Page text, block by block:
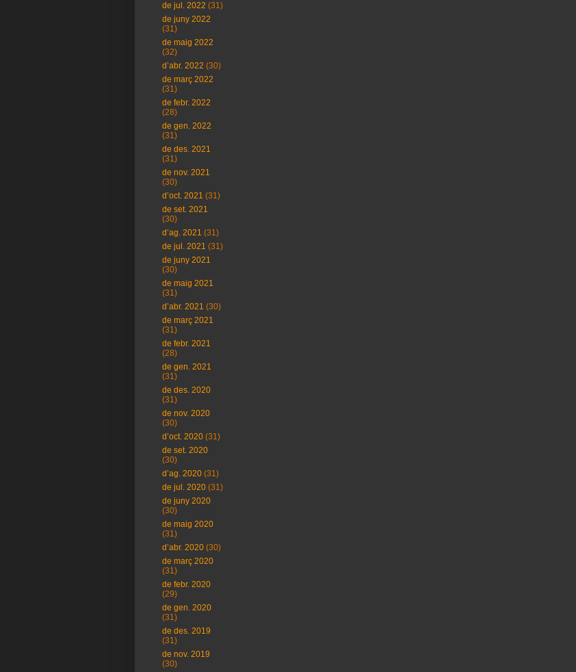
de jul. 2022 (31)
de juny 2022
(31)
de maig 2022
(32)
d’abr. 2022 (30)
de març 2022
(31)
de febr. 2022
(28)
de gen. 2022
(31)
de des. 2021
(31)
de nov. 2021
(30)
d’oct. 2021 (31)
de set. 2021
(30)
d’ag. 2021 (31)
de jul. 2021 (31)
de juny 2021
(30)
de maig 2021
(31)
d’abr. 2021 (30)
de març 2021
(31)
de febr. 2021
(28)
de gen. 2021
(31)
de des. 2020
(31)
de nov. 2020
(30)
d’oct. 2020 (31)
de set. 2020
(30)
d’ag. 2020 (31)
de jul. 2020 (31)
de juny 2020
(30)
de maig 2020
(31)
d’abr. 2020 (30)
de març 2020
(31)
de febr. 2020
(29)
de gen. 2020
(31)
de des. 2019
(31)
de nov. 2019
(30)